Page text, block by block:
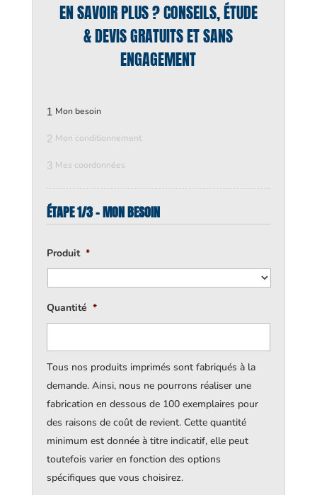
EN SAVOIR PLUS ? CONSEILS, ÉTUDE
& DEVIS GRATUITS ET SANS
ENGAGEMENT
1 Mon besoin
2 Mon conditionnement
3 Mes coordonnées
ÉTAPE 1/3 - MON BESOIN
Produit *
Quantité *
Tous nos produits imprimés sont fabriqués à la
demande. Ainsi, nous ne pourrons réaliser une
fabrication en dessous de 100 exemplaires pour
des raisons de coût de revient. Cette quantité
minimum est donnée à titre indicatif, elle peut
toutefois varier en fonction des options
spécifiques que vous choisirez.